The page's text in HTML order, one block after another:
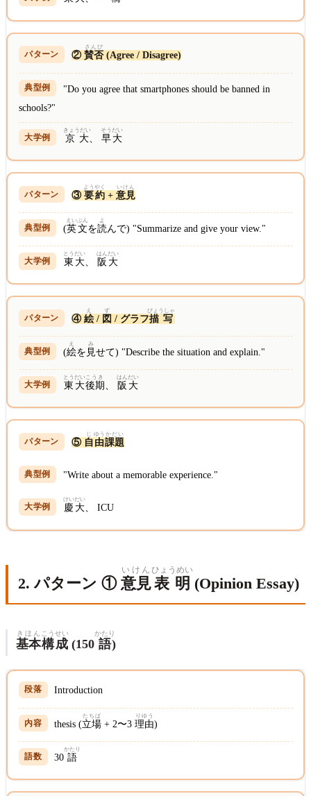
②賛否
さんぴ
(Agree / Disagree)
"Do you agree that smartphones should be banned in
schools?"
京大
きょうだい
、 早大
そうだい
③要約
ようやく
+意見
いけん
(英文
えいぶん
を読
よ
んで) "Summarize and give your view."
東大
とうだい
、 阪大
はんだい
④絵
え
/ 図
ず
/ グラフ描写
びょうしゃ
(絵
え
を 見
み
せて) "Describe the situation and explain."
東大
とうだい
後期
こうき
、 阪大
はんだい
⑤ 自
じ
由
ゆう
課題
かだい
"Write about a memorable experience."
慶大
けいだい
、 ICU
2. パターン ① 意見
いけん
表明
ひょうめい
(Opinion Essay)
基本
きほん
構成
こうせい
(150 語
かたり
)
Introduction
thesis (立場
たちば
+ 2〜3理由
りゆう
)
30 語
かたり